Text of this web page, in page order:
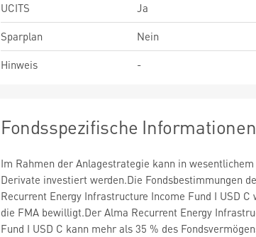
UCITS
Ja
Sparplan
Nein
Hinweis
-
Fondsspezifische Informationen
Im Rahmen der Anlagestrategie kann in
Derivate investiert werden.Die Fondsbestimmungen
Recurrent Energy Infrastructure Income Fund I USD C
die FMA bewilligt.Der Alma Recurrent Energy
Fund I USD C kann mehr als 35 % des